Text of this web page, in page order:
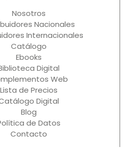
Nosotros
Nacionales
Internacionales
Catálogo
Ebooks
Digital
Web
Lista de Precios
Digital
Blog
de Datos
Contacto